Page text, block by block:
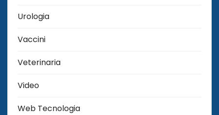
Urologia
Vaccini
Veterinaria
Video
Web Tecnologia